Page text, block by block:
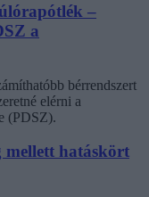
–
a
bérrendszert
elérni a
(PDSZ).
mellett hatáskört